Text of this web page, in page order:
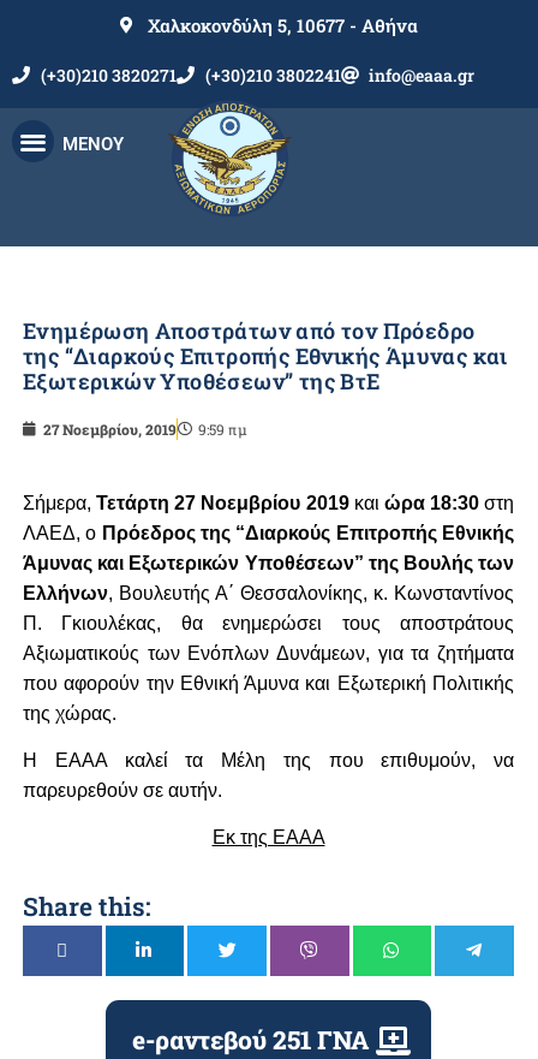
Χαλκοκονδύλη 5, 10677 - Αθήνα
(+30)210 3820271 (+30)210 3802241 info@eaaa.gr
ΜΕΝΟΥ
Ενημέρωση Αποστράτων από τον Πρόεδρο
της “Διαρκούς Επιτροπής Εθνικής Άμυνας και
Εξωτερικών Υποθέσεων” της ΒτΕ
27 Νοεμβρίου, 2019 9:59 πμ
Σήμερα,Τετάρτη 27 Νοεμβρίου 2019και ώρα 18:30στη
ΛΑΕΔ, ο Πρόεδρος της “Διαρκούς Επιτροπής Εθνικής
Άμυνας και Εξωτερικών Υποθέσεων” της Βουλής των
Ελλήνων, Βουλευτής Α΄ Θεσσαλονίκης, κ. Κωνσταντίνος
Π. Γκιουλέκας, θα ενημερώσει τους αποστράτους
Αξιωματικούς των Ενόπλων Δυνάμεων, για τα ζητήματα
που αφορούν την Εθνική Άμυνα και Εξωτερική Πολιτικής
της χώρας.
Η ΕΑΑΑ καλεί τα Μέλη της που επιθυμούν, να
παρευρεθούν σε αυτήν.
Εκ της ΕΑΑΑ
Share this:
e-ραντεβού 251 ΓΝΑ